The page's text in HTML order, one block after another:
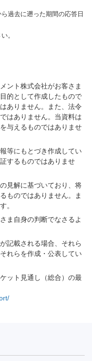
過去に遡った期間の応答日
。
ント株式会社がお客さま
的として作成したもので
ありません。また、法令
はありません。当資料は
与えるものではありませ
等にもとづき作成してい
するものではありませ
見解に基づいており、将
ものではありません。ま
。
ま自身の判断でなさるよ
記載される場合、それら
れらを作成・公表してい
ット見通し（総合）の最